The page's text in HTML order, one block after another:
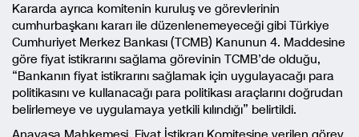
Kararda ayrıca komitenin kuruluş ve görevlerinin
cumhurbaşkanı kararı ile düzenlenemeyeceği gibi Türkiye
Cumhuriyet Merkez Bankası (TCMB) Kanunun 4. Maddesine
göre fiyat istikrarını sağlama görevinin TCMB’de olduğu,
“Bankanın fiyat istikrarını sağlamak için uygulayacağı para
politikasını ve kullanacağı para politikası araçlarını doğrudan
belirlemeye ve uygulamaya yetkili kılındığı” belirtildi.